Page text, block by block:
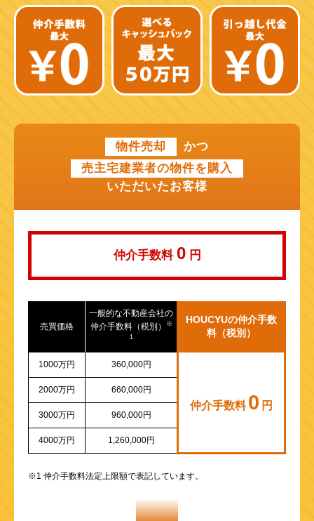
近鉄南大阪線
京阪中之島線
近鉄難波線
近鉄けいはんな線
山陽新幹線
物件売却
かつ
売主宅建業者の物件を購入
いただいたお客様
仲介手数料 0 円
売買価格
一般的な不動産会社の
仲介手数料（税別）
※
1
HOUCYUの仲介手数
料（税別）
1000万円 360,000円
仲介手数料 0 円
2000万円 660,000円
3000万円 960,000円
4000万円 1,260,000円
※1 仲介手数料法定上限額で表記しています。